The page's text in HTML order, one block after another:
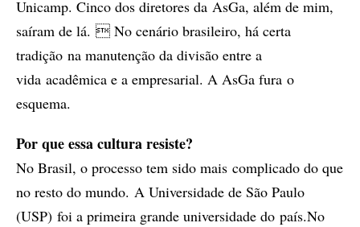
Unicamp. Cinco dos diretores da AsGa, além de mim,
saíram de lá.  No cenário brasileiro, há certa
tradição na manutenção da divisão entre a
vida acadêmica e a empresarial. A AsGa fura o
esquema.
Por que essa cultura resiste?
No Brasil, o processo tem sido mais complicado do que
no resto do mundo. A Universidade de São Paulo
(USP) foi a primeira grande universidade do país.No